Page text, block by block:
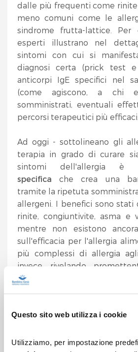
Questo sito web utilizza i cookie
Utilizziamo, per impostazione
dalle più frequenti come rinite
meno comuni come le
sindrome frutta-lattice. Per
esperti illustrano nel
sintomi con cui si
diagnosi certa (prick test
anticorpi IgE specifici nel
(come agiscono, a chi
somministrati, eventuali
percorsi terapeutici più efficaci.
Ad oggi - sottolineano gli
terapia in grado di curare
sintomi dell'allergia è
specifica che crea una
tramite la ripetuta
allergeni. I benefici sono
rinite, congiuntivite, asma e
mentre non esistono
sull'efficacia per l'allergia
più complessi di allergia
invece rivelando
biologico sperimentale
(il